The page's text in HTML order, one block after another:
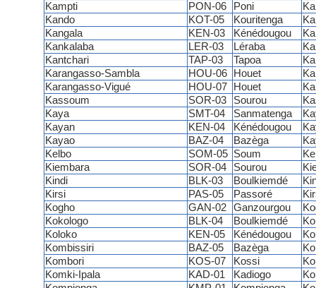
Kampti
PON-06 Poni
Kando
KOT-05 Kouritenga
Kangala
KEN-03 Kénédougou
Kankalaba
LER-03 Léraba
Kantchari
TAP-03 Tapoa
Karangasso-Sambla
HOU-06 Houet
Karangasso-Vigué
HOU-07 Houet
Kassoum
SOR-03 Sourou
Kaya
SMT-04 Sanmatenga
Kayan
KEN-04 Kénédougou
Kayao
BAZ-04 Bazèga
Kelbo
SOM-05 Soum
Kiembara
SOR-04 Sourou
Kindi
BLK-03 Boulkiemdé
Kirsi
PAS-05 Passoré
Kogho
GAN-02 Ganzourgou
Kokologo
BLK-04 Boulkiemdé
Koloko
KEN-05 Kénédougou
Kombissiri
BAZ-05 Bazèga
Kombori
KOS-07 Kossi
Komki-Ipala
KAD-01 Kadiogo